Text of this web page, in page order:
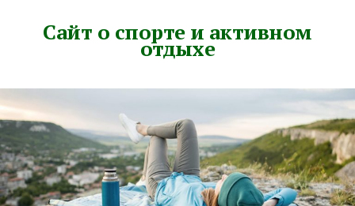
Сайт о спорте и активном
отдыхе